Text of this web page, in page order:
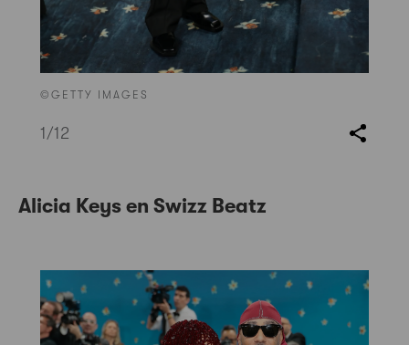
©GETTY IMAGES
1 /12
Alicia Keys en Swizz Beatz